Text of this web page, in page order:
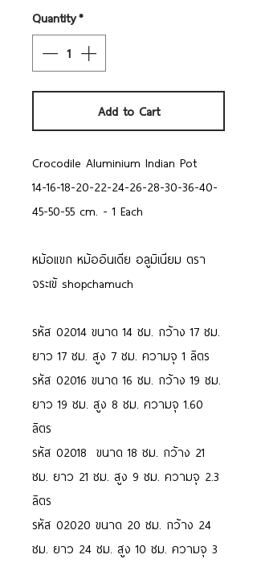
Quantity*
Add to Cart
Crocodile Aluminium Indian Pot
14-16-18-20-22-24-26-28-30-36-40-
45-50-55 cm. - 1 Each
หม้อแขก หม้ออินเดีย อลูมิเนียม ตรา
จระเข้ shopchamuch
รหัส 02014 ขนาด 14 ซม. กว้าง 17 ซม.
ยาว 17 ซม. สูง 7 ซม. ความจุ 1 ลิตร
รหัส 02016 ขนาด 16 ซม. กว้าง 19 ซม.
ยาว 19 ซม. สูง 8 ซม. ความจุ 1.60
ลิตร
รหัส 02018 ขนาด 18 ซม. กว้าง 21
ซม. ยาว 21 ซม. สูง 9 ซม. ความจุ 2.3
ลิตร
รหัส 02020 ขนาด 20 ซม. กว้าง 24
ซม. ยาว 24 ซม. สูง 10 ซม. ความจุ 3